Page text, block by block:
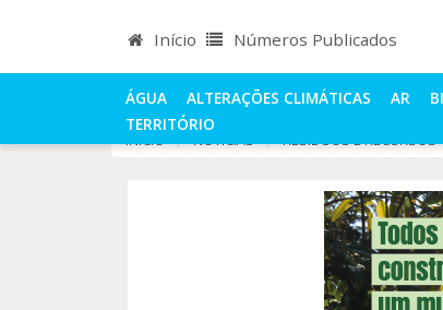
Início Números Publicados
ÁGUA ALTERAÇÕES CLIMÁTICAS AR
TERRITÓRIO
INÍCIO NOTÍCIAS RESÍDUOS E RECURSOS